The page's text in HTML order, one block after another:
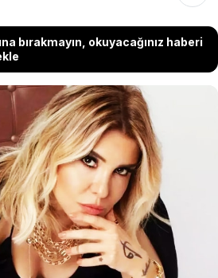
bırakmayın, okuyacağınız haberi
Ergen, Tekirdağ'da cinsel istismar
yaşamını yitiren Sıla bebek
yaptığı paylaşım
edildi. Bu konuda ifade vermek
çağrıldığını duyuran Ergen
şikayeti onur sayarak
vermeye" dedi.